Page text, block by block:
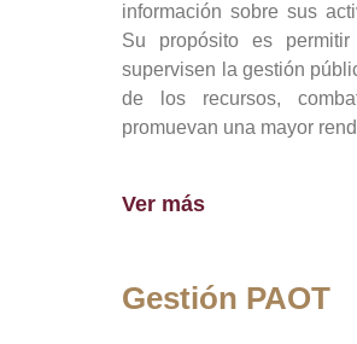
información sobre sus
Su propósito es
supervisen la gestión
de los recursos,
promuevan una mayor
Ver más
Gestión PAOT